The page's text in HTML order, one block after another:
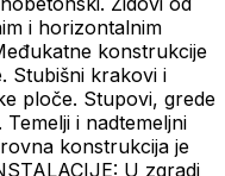
i horizontalnim
konstrukcije
Stubišni krakovi i
ploče. Stupovi, grede
i nadtemeljni
konstrukcija je
U zgradi